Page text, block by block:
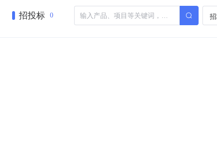
招投标 0